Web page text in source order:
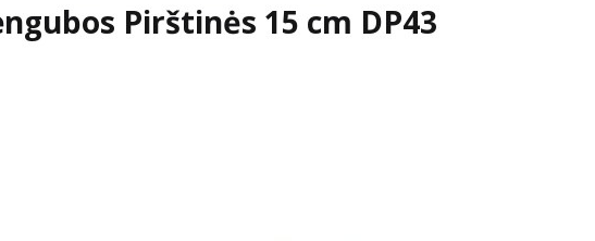
Pirštinės 15 cm DP43